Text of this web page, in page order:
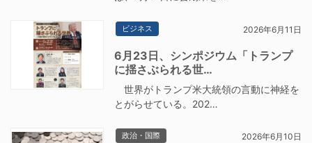
ビジネス 2026年6月11日
6月23日、シンポジウム「トランプ
に揺さぶられる世…
世界がトランプ米大統領の言動に神経を
とがらせている。202…
政治・国際 2026年6月10日